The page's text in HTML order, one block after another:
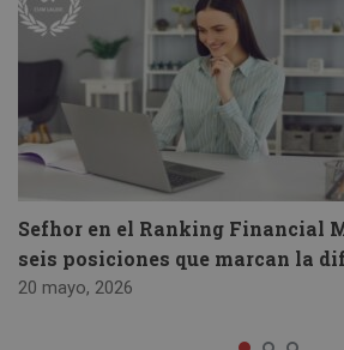
Sefhor en el Ranking Financial
seis posiciones que marcan la
20 mayo, 2026